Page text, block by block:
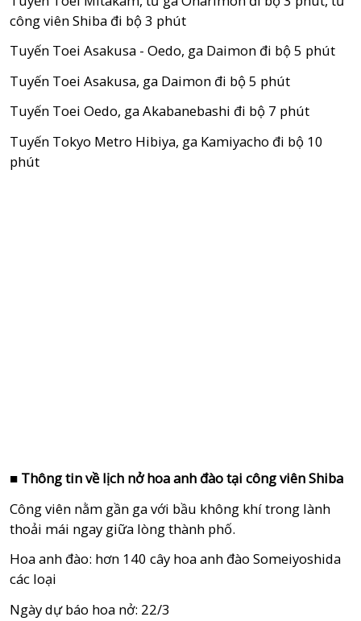
công viên Shiba đi bộ 3 phút
Tuyến Toei Asakusa - Oedo, ga Daimon đi bộ 5 phút
Tuyến Toei Asakusa, ga Daimon đi bộ 5 phút
Tuyến Toei Oedo, ga Akabanebashi đi bộ 7 phút
Tuyến Tokyo Metro Hibiya, ga Kamiyacho đi bộ 10
phút
■ Thông tin về lịch nở hoa anh đào tại công viên Shiba
Công viên nằm gần ga với bầu không khí trong lành
thoải mái ngay giữa lòng thành phố.
Hoa anh đào: hơn 140 cây hoa anh đào Someiyoshida
các loại
Ngày dự báo hoa nở: 22/3